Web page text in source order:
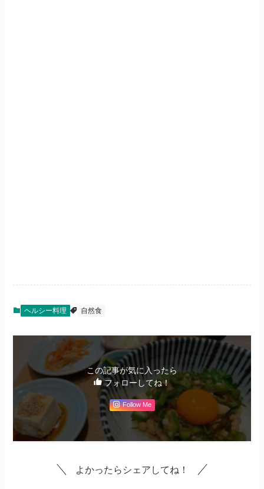
ヘルシー料理 自然食
この記事が気に入ったら
フォローしてね！
Follow Me
よかったらシェアしてね！